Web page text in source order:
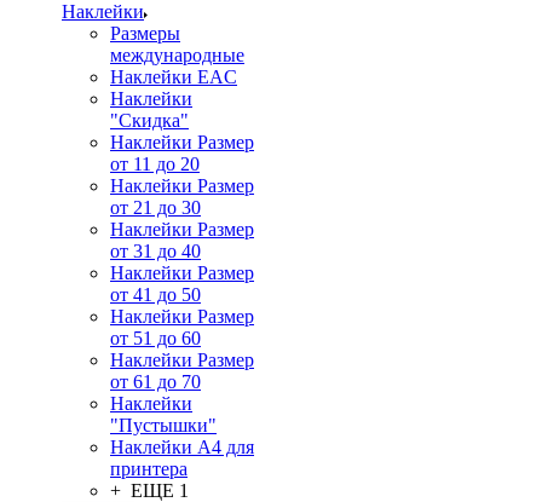
Наклейки
Размеры
международные
Наклейки EAC
Наклейки
"Скидка"
Наклейки Размер
от 11 до 20
Наклейки Размер
от 21 до 30
Наклейки Размер
от 31 до 40
Наклейки Размер
от 41 до 50
Наклейки Размер
от 51 до 60
Наклейки Размер
от 61 до 70
Наклейки
"Пустышки"
Наклейки А4 для
принтера
+ ЕЩЕ 1